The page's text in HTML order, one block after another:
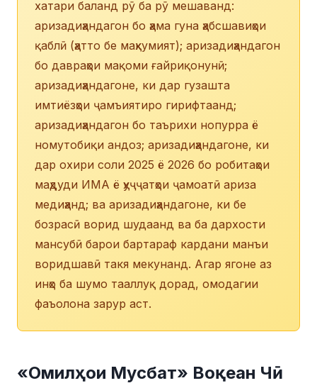
хатари баланд рӯ ба рӯ мешаванд:
аризадиҳандагон бо ҳама гуна ҳабсшавиҳои
қаблӣ (ҳатто бе маҳкумият); аризадиҳандагон
бо давраҳои мақоми ғайриқонунӣ;
аризадиҳандагоне, ки дар гузашта
имтиёзҳои ҷамъиятиро гирифтаанд;
аризадиҳандагон бо таърихи нопурра ё
номутобиқи андоз; аризадиҳандагоне, ки
дар охири соли 2025 ё 2026 бо робитаҳои
маҳдуди ИМА ё ҳуҷҷатҳои ҷамоатӣ ариза
медиҳанд; ва аризадиҳандагоне, ки бе
бозрасӣ ворид шудаанд ва ба дархости
мансубӣ барои бартараф кардани манъи
воридшавӣ такя мекунанд. Агар ягоне аз
инҳо ба шумо тааллуқ дорад, омодагии
фаъолона зарур аст.
«Омилҳои Мусбат» Воқеан Чӣ